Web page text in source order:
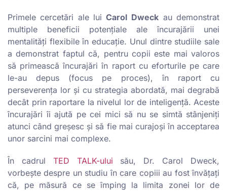
Primele cercetări ale luiCarol Dweck au demonstrat
multiple beneficii potențiale ale încurajării unei
mentalități flexibile în educație. Unul dintre studiile sale
a demonstrat faptul că, pentru copii este mai valoros
să primească încurajări în raport cu eforturile pe care
le-au depus (focus pe proces), în raport cu
perseverența lor și cu strategia abordată, mai degrabă
decât prin raportare la nivelul lor de inteligență. Aceste
încurajări îi ajută pe cei mici să nu se simtă stânjeniți
atunci când greșesc și să fie mai curajoși în acceptarea
unor sarcini mai complexe.
În cadrul TED TALK-ului său, Dr. Carol Dweck,
vorbește despre un studiu în care copiii au fost învățați
că, pe măsură ce se împing la limita zonei lor de